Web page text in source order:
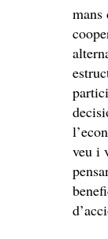
mans
veu i